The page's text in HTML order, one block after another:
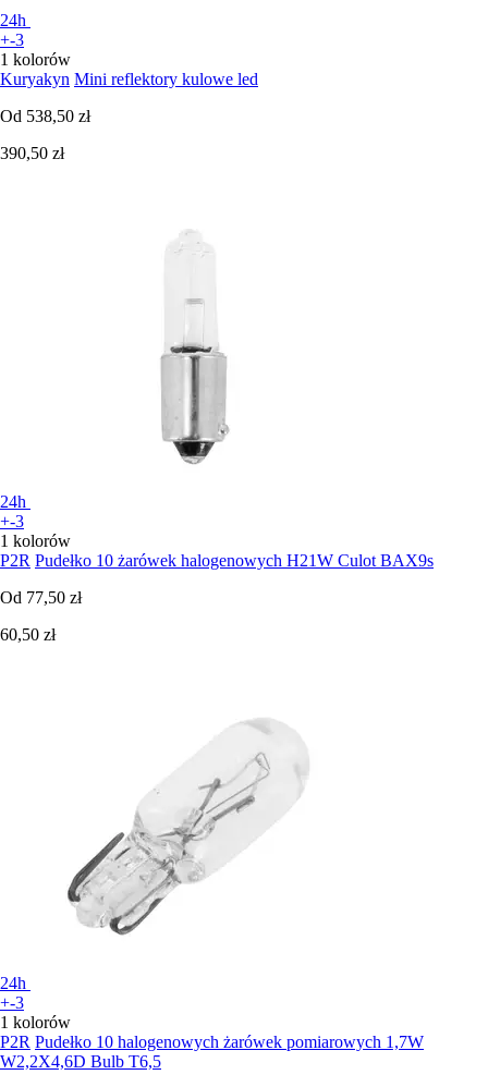
24h
+-3
1 kolorów
Kuryakyn Mini reflektory kulowe led
Od 538,50 zł
390,50 zł
24h
+-3
1 kolorów
P2R Pudełko 10 żarówek halogenowych H21W Culot BAX9s
Od 77,50 zł
60,50 zł
24h
+-3
1 kolorów
P2R Pudełko 10 halogenowych żarówek pomiarowych 1,7W
W2,2X4,6D Bulb T6,5